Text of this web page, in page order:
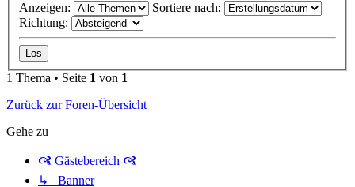
Anzeigen:
Sortiere nach:
Richtung:
1 Thema • Seite 1 von 1
Zurück zur Foren-Übersicht
Gehe zu
🙧 Gästebereich 🙧
↳ Banner